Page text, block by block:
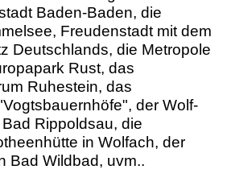
Baden-Baden, die
Freudenstadt mit dem
Deutschlands, die Metropole
Rust, das
Ruhestein, das
der Wolf-
Rippoldsau, die
in Wolfach, der
Bad Wildbad, uvm..